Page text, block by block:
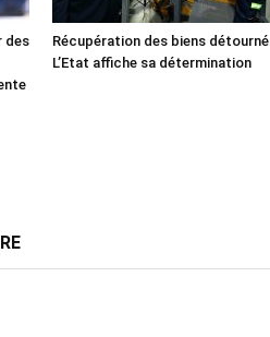
des
Récupération des biens
L’Etat affiche sa détermination